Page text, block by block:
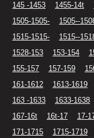
145 -1453
1455-14t
1505-1505-
1505--
1515-1515-
1515--
1528-153
153-154
155-157
157-159
161-1612
1613-1619
163 -1633
1633-1638
167-16t
16t-17 17-
171-1715
1715-1719